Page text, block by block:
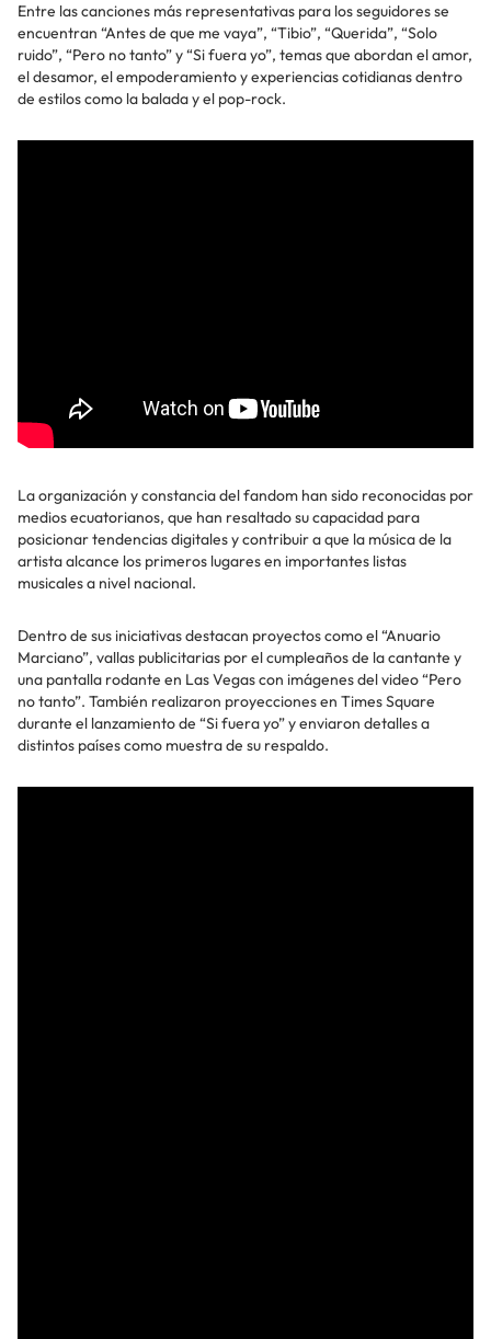
Entre las canciones más representativas para los seguidores se
encuentran “Antes de que me vaya”, “Tibio”, “Querida”, “Solo
ruido”, “Pero no tanto” y “Si fuera yo”, temas que abordan el amor,
el desamor, el empoderamiento y experiencias cotidianas dentro
de estilos como la balada y el pop-rock.
La organización y constancia del fandom han sido reconocidas por
medios ecuatorianos, que han resaltado su capacidad para
posicionar tendencias digitales y contribuir a que la música de la
artista alcance los primeros lugares en importantes listas
musicales a nivel nacional.
Dentro de sus iniciativas destacan proyectos como el “Anuario
Marciano”, vallas publicitarias por el cumpleaños de la cantante y
una pantalla rodante en Las Vegas con imágenes del video “Pero
no tanto”. También realizaron proyecciones en Times Square
durante el lanzamiento de “Si fuera yo” y enviaron detalles a
distintos países como muestra de su respaldo.